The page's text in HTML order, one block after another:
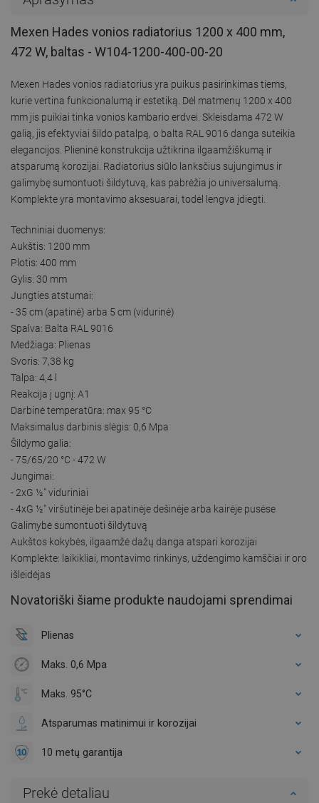
Mexen Hades vonios radiatorius 1200 x 400 mm,
472 W, baltas - W104-1200-400-00-20
Mexen Hades vonios radiatorius yra puikus pasirinkimas tiems,
kurie vertina funkcionalumą ir estetiką. Dėl matmenų 1200 x 400
mm jis puikiai tinka vonios kambario erdvei. Skleisdama 472 W
galią, jis efektyviai šildo patalpą, o balta RAL 9016 danga suteikia
elegancijos. Plieninė konstrukcija užtikrina ilgaamžiškumą ir
atsparumą korozijai. Radiatorius siūlo lanksčius sujungimus ir
galimybę sumontuoti šildytuvą, kas pabrėžia jo universalumą.
Komplekte yra montavimo aksesuarai, todėl lengva įdiegti.
Techniniai duomenys:
Aukštis: 1200 mm
Plotis: 400 mm
Gylis: 30 mm
Jungties atstumai:
- 35 cm (apatinė) arba 5 cm (vidurinė)
Spalva: Balta RAL 9016
Medžiaga: Plienas
Svoris: 7,38 kg
Talpa: 4,4 l
Reakcija į ugnį: A1
Darbinė temperatūra: max 95 °C
Maksimalus darbinis slėgis: 0,6 Mpa
Šildymo galia:
- 75/65/20 °C - 472 W
Jungimai:
- 2xG ½″ viduriniai
- 4xG ½″ viršutinėje bei apatinėje dešinėje arba kairėje pusėse
Galimybė sumontuoti šildytuvą
Aukštos kokybės, ilgaamžė dažų danga atspari korozijai
Komplekte: laikikliai, montavimo rinkinys, uždengimo kamščiai ir oro
išleidėjas
Novatoriški šiame produkte naudojami sprendimai
Plienas
Maks. 0,6 Mpa
Maks. 95°C
Atsparumas matinimui ir korozijai
10 metų garantija
Prekė detaliau